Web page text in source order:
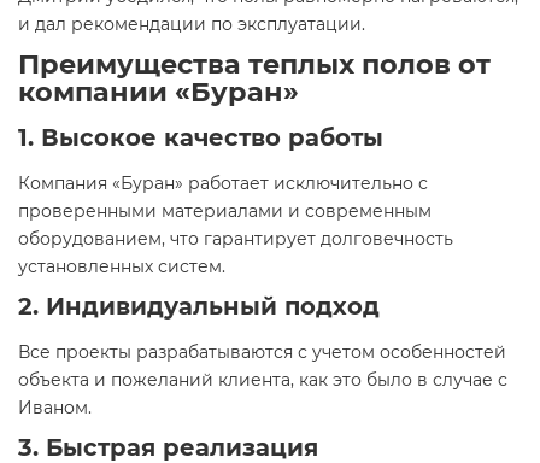
и дал рекомендации по эксплуатации.
Преимущества теплых полов от
компании «Буран»
1. Высокое качество работы
Компания «Буран» работает исключительно с
проверенными материалами и современным
оборудованием, что гарантирует долговечность
установленных систем.
2. Индивидуальный подход
Все проекты разрабатываются с учетом особенностей
объекта и пожеланий клиента, как это было в случае с
Иваном.
3. Быстрая реализация